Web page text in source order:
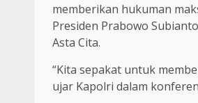
memberikan hukuman
Presiden Prabowo
Asta Cita.
“Kita sepakat untuk
ujar Kapolri dalam